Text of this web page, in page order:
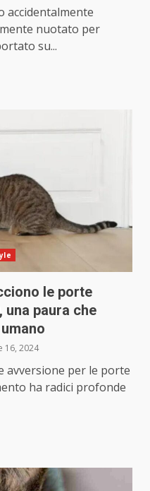
accidentalmente
nuotato per
su...
le porte
una paura che
16, 2024
avversione per le porte
ha radici profonde